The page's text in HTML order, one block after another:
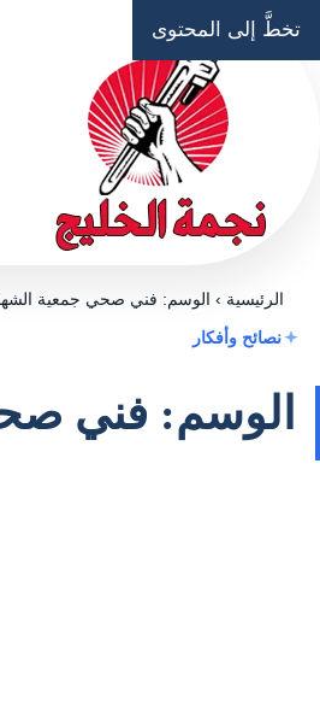
تخطَّ إلى المحتوى
الرئيسية › الوسم: فني صحي جمعية
نصائح وأفكار
الوسم: فني